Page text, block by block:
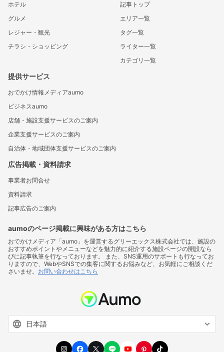
ホテル
グルメ
レジャー・観光
チラシ・ショッピング
記事トップ
エリア一覧
タグ一覧
ライター一覧
カテゴリ一覧
提供サービス
おでかけ情報メディアaumo
ビジネスaumo
店舗・施設支援サービスのご案内
企業支援サービスのご案内
自治体・地域団体支援サービスのご案内
広告掲載・資料請求
事業者お問合せ
資料請求
記事広告のご案内
aumoのページ掲載に興味がある方はこちら
おでかけメディア「aumo」を運営するグリーエックス株式会社では、施設の
おすすめポイントやメニューなどを魅力的に紹介する施設ページの開設なら
びに記事執筆を行なっております。 また、SNS運用のサポートも行なってお
りますので、WebやSNSでの集客に関するお悩みなど、お気軽にご相談くだ
さいませ。 お問い合わせはこちら